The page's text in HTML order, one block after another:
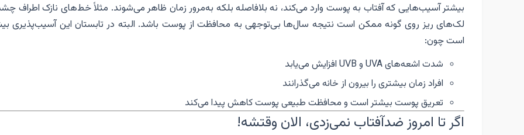
بیشتر آسیب‌هایی که آفتاب به پوست وارد می‌کند، نه بلافاصله بلکه به‌مرور زمان ظاهر می‌شوند. مثلاً خط‌های نازک اطراف
لک‌های ریز روی گونه ممکن است نتیجه سال‌ها بی‌توجهی به محافظت از پوست باشد. البته در تابستان این آسیب‌پذیری
است چون:
شدت اشعه‌های UVA و UVB افزایش می‌یابد
افراد زمان بیشتری را بیرون از خانه می‌گذرانند
تعریق پوست بیشتر است و محافظت طبیعی پوست کاهش پیدا می‌کند
اگر تا امروز ضدآفتاب نمی‌زدی، الان وقتشه!